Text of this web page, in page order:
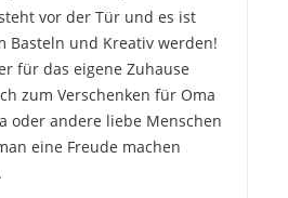
vor der Tür und es ist
Basteln und Kreativ werden!
für das eigene Zuhause
zum Verschenken für Oma
oder andere liebe Menschen
eine Freude machen